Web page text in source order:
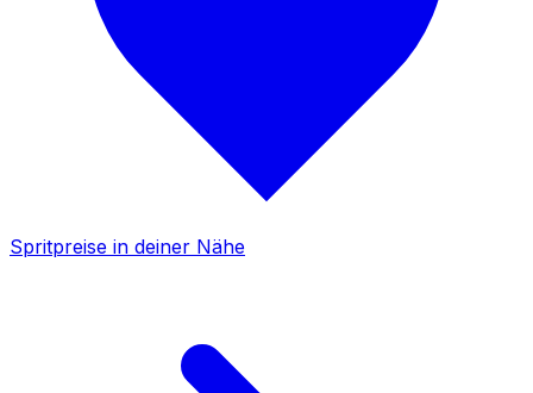
Spritpreise in deiner Nähe